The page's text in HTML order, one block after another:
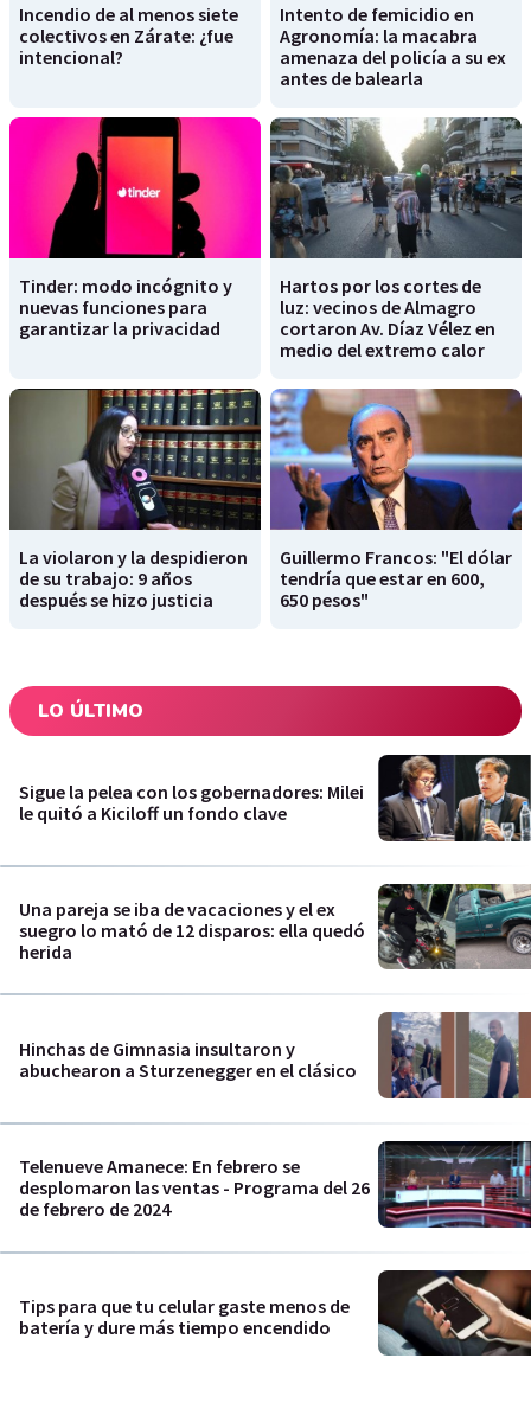
Incendio de al menos siete
colectivos en Zárate: ¿fue
intencional?
Intento de femicidio en
Agronomía: la macabra
amenaza del policía a su ex
antes de balearla
Tinder: modo incógnito y
nuevas funciones para
garantizar la privacidad
Hartos por los cortes de
luz: vecinos de Almagro
cortaron Av. Díaz Vélez en
medio del extremo calor
La violaron y la despidieron
de su trabajo: 9 años
después se hizo justicia
Guillermo Francos: "El dólar
tendría que estar en 600,
650 pesos"
LO ÚLTIMO
Sigue la pelea con los gobernadores: Milei
le quitó a Kiciloff un fondo clave
Una pareja se iba de vacaciones y el ex
suegro lo mató de 12 disparos: ella quedó
herida
Hinchas de Gimnasia insultaron y
abuchearon a Sturzenegger en el clásico
Telenueve Amanece: En febrero se
desplomaron las ventas - Programa del 26
de febrero de 2024
Tips para que tu celular gaste menos de
batería y dure más tiempo encendido